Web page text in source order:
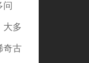
问
大多
奇古